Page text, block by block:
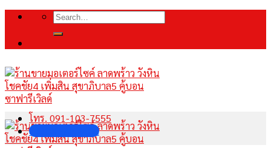
Skip
content
Search
โทร. 091-103-7555
INBOX FANPAGE